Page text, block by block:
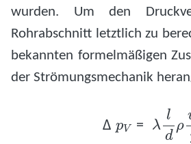
wurden. Um den
Rohrabschnitt letztlich zu
bekannten formelmäßigen
der Strömungsmechanik